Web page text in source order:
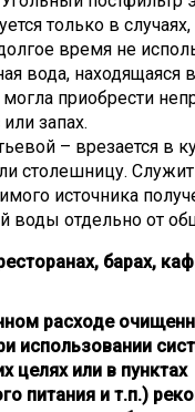
только в
время не
вода, находящаяся
могла приобрести
запах.
– врезается в
столешницу.
источника
воды отдельно от
барах,
расходе
использовании
целях или в пунктах
питания и т.п.)